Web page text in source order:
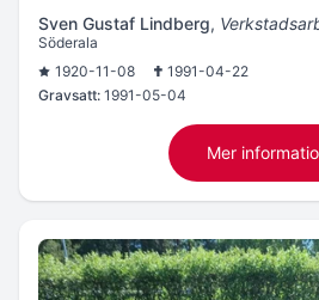
Sven Gustaf Lindberg,
Söderala
1920-11-08
1991-04-22
Gravsatt: 1991-05-04
Mer